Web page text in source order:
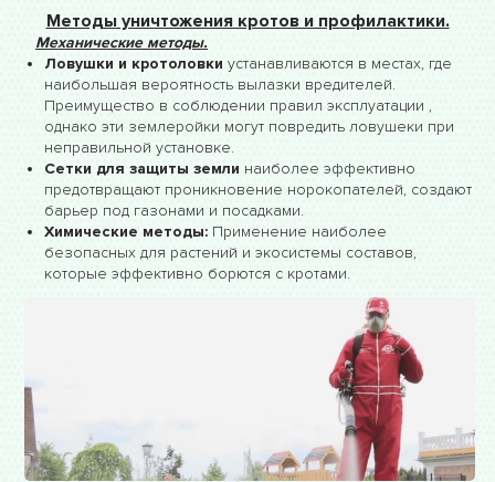
Методы уничтожения кротов и профилактики.
Механические методы.
Ловушки и кротоловки устанавливаются в местах, где
наибольшая вероятность вылазки вредителей.
Преимущество в соблюдении правил эксплуатации ,
однако эти землеройки могут повредить ловушеки при
неправильной установке.
Сетки для защиты земли наиболее эффективно
предотвращают проникновение норокопателей, создают
барьер под газонами и посадками.
Химические методы: Применение наиболее
безопасных для растений и экосистемы составов,
которые эффективно борются с кротами.